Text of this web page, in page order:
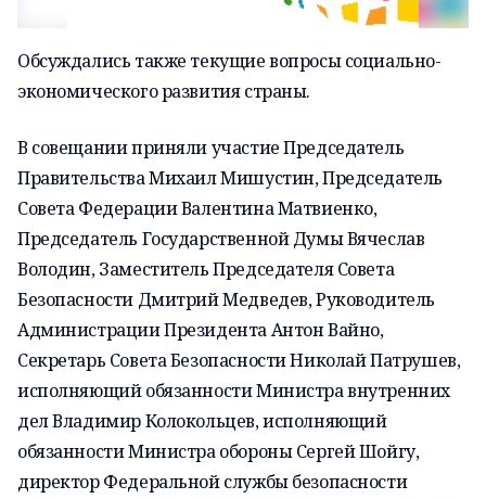
Обсуждались также текущие вопросы социально-
экономического развития страны.
В совещании приняли участие Председатель
ПравительстваМихаил Мишустин, Председатель
Совета ФедерацииВалентина Матвиенко,
Председатель Государственной ДумыВячеслав
Володин, Заместитель Председателя Совета
Безопасности Дмитрий Медведев, Руководитель
Администрации ПрезидентаАнтон Вайно,
Секретарь Совета БезопасностиНиколай Патрушев,
исполняющий обязанности Министра внутренних
делВладимир Колокольцев, исполняющий
обязанности Министра обороныСергей Шойгу,
директор Федеральной службы безопасности